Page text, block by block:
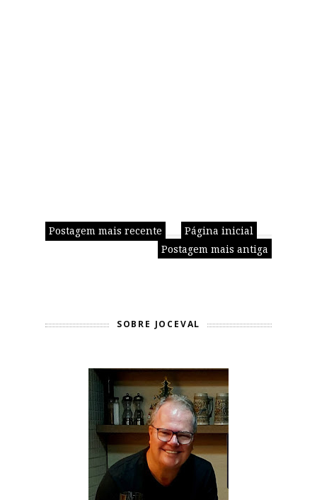
Postagem mais recente
Postagem mais antiga
Página inicial
SOBRE JOCEVAL